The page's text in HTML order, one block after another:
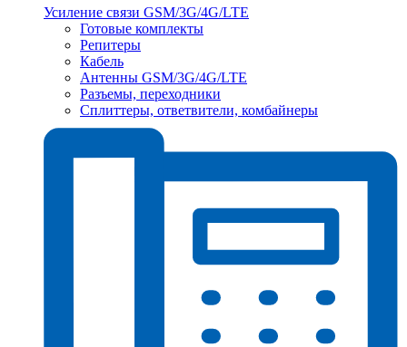
Усиление связи GSM/3G/4G/LTE
Готовые комплекты
Репитеры
Кабель
Антенны GSM/3G/4G/LTE
Разъемы, переходники
Сплиттеры, ответвители, комбайнеры